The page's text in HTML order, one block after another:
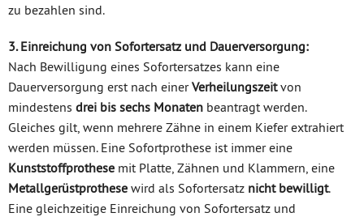
zu bezahlen sind.
3. Einreichung von Sofortersatz und Dauerversorgung:
Nach Bewilligung eines Sofortersatzes kann eine
Dauerversorgung erst nach einerVerheilungszeitvon
mindestens drei bis sechs Monaten beantragt werden.
Gleiches gilt, wenn mehrere Zähne in einem Kiefer extrahiert
werden müssen. Eine Sofortprothese ist immer eine
Kunststoffprothese mit Platte, Zähnen und Klammern, eine
Metallgerüstprothese wird als Sofortersatz nicht bewilligt.
Eine gleichzeitige Einreichung von Sofortersatz und